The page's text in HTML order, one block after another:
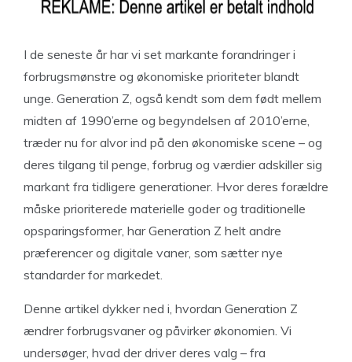
I de seneste år har vi set markante forandringer i
forbrugsmønstre og økonomiske prioriteter blandt
unge. Generation Z, også kendt som dem født mellem
midten af 1990’erne og begyndelsen af 2010’erne,
træder nu for alvor ind på den økonomiske scene – og
deres tilgang til penge, forbrug og værdier adskiller sig
markant fra tidligere generationer. Hvor deres forældre
måske prioriterede materielle goder og traditionelle
opsparingsformer, har Generation Z helt andre
præferencer og digitale vaner, som sætter nye
standarder for markedet.
Denne artikel dykker ned i, hvordan Generation Z
ændrer forbrugsvaner og påvirker økonomien. Vi
undersøger, hvad der driver deres valg – fra